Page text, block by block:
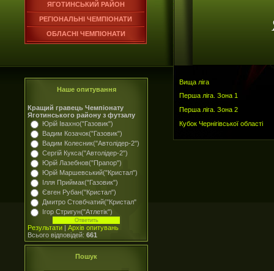
ЯГОТИНСЬКИЙ РАЙОН
РЕГІОНАЛЬНІ ЧЕМПІОНАТИ
ОБЛАСНІ ЧЕМПІОНАТИ
Наше опитування
Кращий гравець Чемпіонату
Яготинського району з футзалу
Юрій Івахно("Газовик")
Вадим Козачок("Газовик")
Вадим Колесник("Автолідер-2")
Сергій Кукса("Автолідер-2")
Юрій Лазебнов("Прапор")
Юрій Маршевський("Кристал")
Ілля Приймак("Газовик")
Євген Рубан("Кристал")
Дмитро Стовбчатий("Кристал"
Ігор Стригун("Атлетік")
Результати | Архів опитувань
Всього відповідей: 661
Пошук
Вища ліга
Перша ліга. Зона 1
Перша ліга. Зона 2
Кубок Чернігівської області